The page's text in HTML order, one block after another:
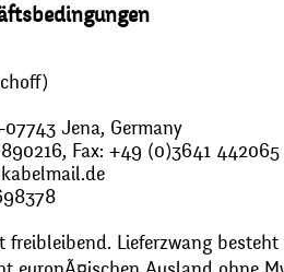
Jena, Germany
Fax: +49 (0)3641 442065
freibleibend. Lieferzwang